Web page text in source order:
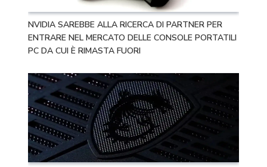
NVIDIA SAREBBE ALLA RICERCA DI PARTNER PER
ENTRARE NEL MERCATO DELLE CONSOLE PORTATILI
PC DA CUI È RIMASTA FUORI